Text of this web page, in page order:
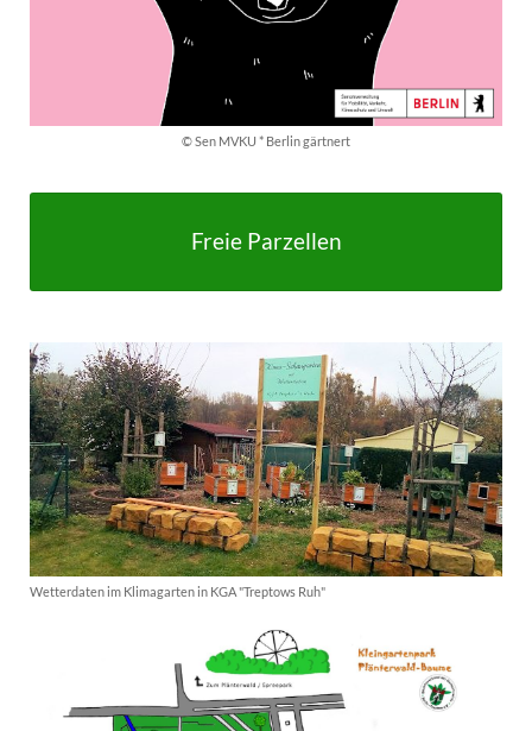
© Sen MVKU * Berlin gärtnert
Freie Parzellen
Wetterdaten im Klimagarten in KGA "Treptows Ruh"